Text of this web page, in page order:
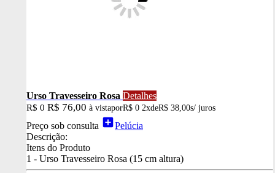
Urso Travesseiro Rosa Detalhes
R$ 0 R$ 76,00 à vistaporR$ 0 2xdeR$ 38,00s/ juros
Preço sob consulta add_boxPelúcia
Descrição:
Itens do Produto
1 - Urso Travesseiro Rosa (15 cm altura)